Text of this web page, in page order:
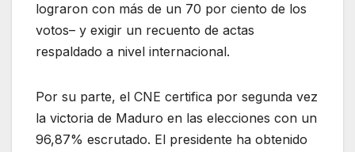
lograron con más de un 70 por ciento de los
votos– y exigir un recuento de actas
respaldado a nivel internacional.
Por su parte, el CNE certifica por segunda vez
la victoria de Maduro en las elecciones con un
96,87% escrutado. El presidente ha obtenido